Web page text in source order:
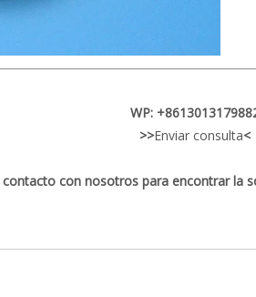
WP:
>>Enviar consulta<
contacto con nosotros para encontrar la